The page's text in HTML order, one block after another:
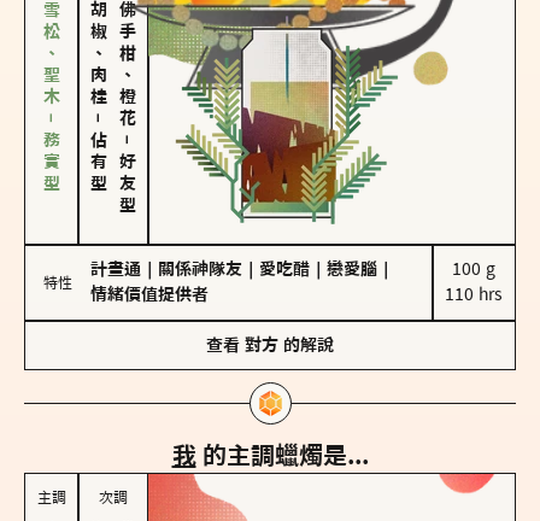
雪松、聖木－務實型 胡椒、肉桂
－
佔有型
佛手柑、橙花
－
好友型
特性
計畫通 關係神隊友 愛吃醋 戀愛腦
情緒價值提供者
100 g
110 hrs
查看 對方 的解說
我 的主調蠟燭是...
主調 次調